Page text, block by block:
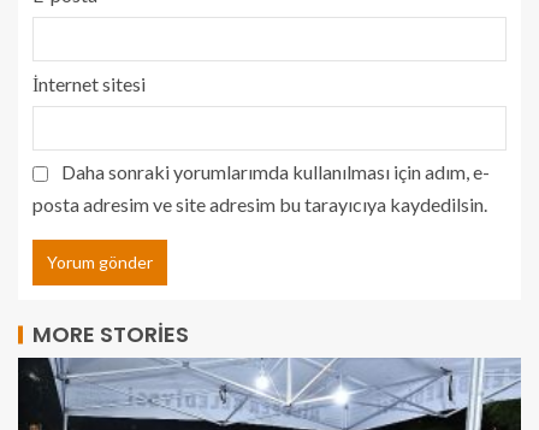
İnternet sitesi
Daha sonraki yorumlarımda kullanılması için adım, e-
posta adresim ve site adresim bu tarayıcıya kaydedilsin.
MORE STORIES